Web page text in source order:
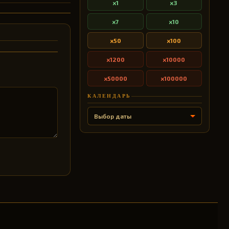
x1 x3
x7 x10
x50 x100
x1200 x10000
x50000 x100000
КАЛЕНДАРЬ
Выбор даты